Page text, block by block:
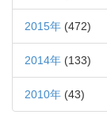
2015年 (472)
2014年 (133)
2010年 (43)